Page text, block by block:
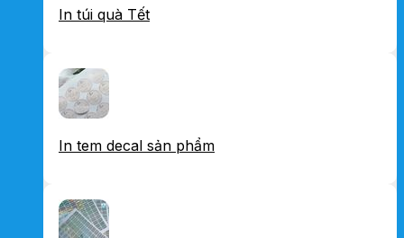
In túi quà Tết
In tem decal sản phẩm